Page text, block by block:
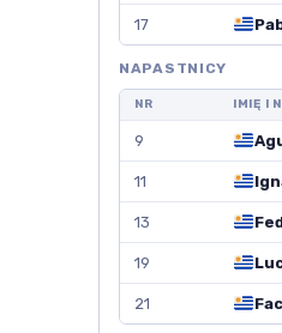
17
NAPASTNICY
NR IMIĘ I
9
11
13
19
21